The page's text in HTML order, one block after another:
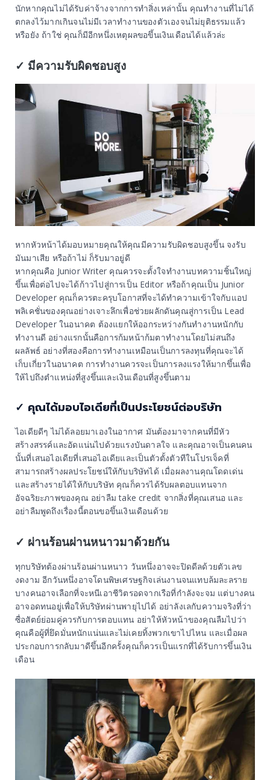
นักหากคุณไม่ได้รับค่าจ้างจากการทำสิ่งเหล่านั้น คุณทำงานที่ไม่ได้
ตกลงไว้มากเกินจนไม่มีเวลาทำงานของตัวเองจนไม่ยุติธรรมแล้ว
หรือยัง ถ้าใช่ คุณก็มีอีกหนึ่งเหตุผลขอขึ้นเงินเดือนได้แล้วล่ะ
✓ มีความรับผิดชอบสูง
หากหัวหน้าได้มอบหมายคุณให้คุณมีความรับผิดชอบสูงขึ้น จงรับ
มันมาเสีย หรือถ้าไม่ ก็รับมาอยู่ดี
หากคุณคือ Junior Writer คุณควรจะตั้งใจทำงานบทความชิ้นใหญ่
ขึ้นเพื่อต่อไปจะได้ก้าวไปสู่การเป็น Editor หรือถ้าคุณเป็น Junior
Developer คุณก็ควรตะครุบโอกาสที่จะได้ทำความเข้าใจกับแอป
พลิเคชั่นของคุณอย่างเจาะลึกเพื่อช่วยผลักดันคุณสู่การเป็น Lead
Developer ในอนาคต ต้องแยกให้ออกระหว่างกันทำงานหนักกับ
ทำงานดี อย่างแรกนั้นคือการก้มหน้าก้มตาทำงานโดยไม่สนถึง
ผลลัพธ์ อย่างที่สองคือการทำงานเหมือนเป็นการลงทุนที่คุณจะได้
เก็บเกี่ยวในอนาคต การทำงานควรจะเป็นการลงแรงให้มากขึ้นเพื่อ
ให้ไปถึงตำแหน่งที่สูงขึ้นและเงินเดือนที่สูงขึ้นตาม
✓ คุณได้มอบไอเดียที่เป็นประโยชน์ต่อบริษัท
ไอเดียดีๆ ไม่ได้ลอยมาเองในอากาศ มันต้องมาจากคนที่มีหัว
สร้างสรรค์และอัดแน่นไปด้วยแรงบันดาลใจ และคุณอาจเป็นคนคน
นั้นที่เสนอไอเดียที่เสนอไอเดียและเป็นตัวตั้งตัวทีในโปรเจ็คที่
สามารถสร้างผลประโยชน์ให้กับบริษัทได้ เมื่อผลงานคุณโดดเด่น
และสร้างรายได้ให้กับบริษัท คุณก็ควรได้รับผลตอบแทนจาก
อัจฉริยะภาพของคุณ อย่าลืม take credit จากสิ่งที่คุณเสนอ และ
อย่าลืมพูดถึงเรื่องนี้ตอนขอขึ้นเงินเดือนด้วย
✓ ผ่านร้อนผ่านหนาวมาด้วยกัน
ทุกบริษัทต้องผ่านร้อนผ่านหนาว วันหนึ่งอาจจะปิดดีลด้วยตัวเลข
งดงาม อีกวันหนึ่งอาจโดนพิษเศรษฐกิจเล่นงานจนแทบล้มละลราย
บางคนอาจเลือกที่จะหนีเอาชีวิตรอดจากเรือที่กำลังจะจม แต่บางคน
อาจอดทนอยู่เพื่อให้บริษัทผ่านพายุไปได้ อย่าลังเลกับความจริงที่ว่า
ซื่อสัตย์ย่อมคู่ควรกับการตอบแทน อย่าให้หัวหน้าของคุณลืมไปว่า
คุณคือผู้ที่ยึดมั่นหนักแน่นและไม่เคยทิ้งพวกเขาไปไหน และเมื่อผล
ประกอบการกลับมาดีขึ้นอีกครั้งคุณก็ควรเป็นแรกที่ได้รับการขึ้นเงิน
เดือน